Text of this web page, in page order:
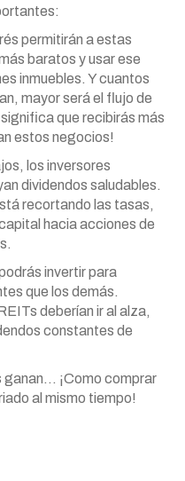
permitirán a estas
baratos y usar ese
inmuebles. Y cuantos
mayor será el flujo de
que recibirás más
estos negocios!
los inversores
dividendos saludables.
recortando las tasas,
hacia acciones de
invertir para
que los demás.
deberían ir al alza,
constantes de
ganan… ¡Como comprar
al mismo tiempo!